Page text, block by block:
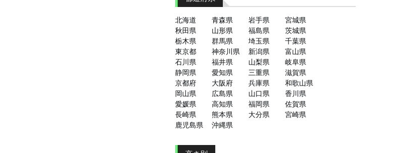
北海道 青森県 岩手県
宮城県
秋田県
山形県 福島県
茨城県
栃木県
群馬県 埼玉県
千葉県
東京都
神奈川県 新潟県
富山県
石川県
福井県 山梨県
岐阜県
静岡県
愛知県 三重県
滋賀県
京都府
大阪府 兵庫県
和歌山県
岡山県
広島県 山口県
香川県
愛媛県
高知県 福岡県
佐賀県
長崎県
熊本県 大分県
宮崎県
鹿児島県
沖縄県